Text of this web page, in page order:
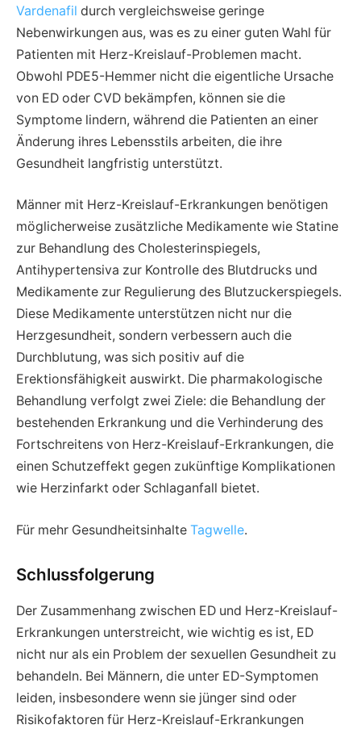
Vardenafil durch vergleichsweise geringe
Nebenwirkungen aus, was es zu einer guten Wahl für
Patienten mit Herz-Kreislauf-Problemen macht.
Obwohl PDE5-Hemmer nicht die eigentliche Ursache
von ED oder CVD bekämpfen, können sie die
Symptome lindern, während die Patienten an einer
Änderung ihres Lebensstils arbeiten, die ihre
Gesundheit langfristig unterstützt.
Männer mit Herz-Kreislauf-Erkrankungen benötigen
möglicherweise zusätzliche Medikamente wie Statine
zur Behandlung des Cholesterinspiegels,
Antihypertensiva zur Kontrolle des Blutdrucks und
Medikamente zur Regulierung des Blutzuckerspiegels.
Diese Medikamente unterstützen nicht nur die
Herzgesundheit, sondern verbessern auch die
Durchblutung, was sich positiv auf die
Erektionsfähigkeit auswirkt. Die pharmakologische
Behandlung verfolgt zwei Ziele: die Behandlung der
bestehenden Erkrankung und die Verhinderung des
Fortschreitens von Herz-Kreislauf-Erkrankungen, die
einen Schutzeffekt gegen zukünftige Komplikationen
wie Herzinfarkt oder Schlaganfall bietet.
Für mehr Gesundheitsinhalte Tagwelle.
Schlussfolgerung
Der Zusammenhang zwischen ED und Herz-Kreislauf-
Erkrankungen unterstreicht, wie wichtig es ist, ED
nicht nur als ein Problem der sexuellen Gesundheit zu
behandeln. Bei Männern, die unter ED-Symptomen
leiden, insbesondere wenn sie jünger sind oder
Risikofaktoren für Herz-Kreislauf-Erkrankungen